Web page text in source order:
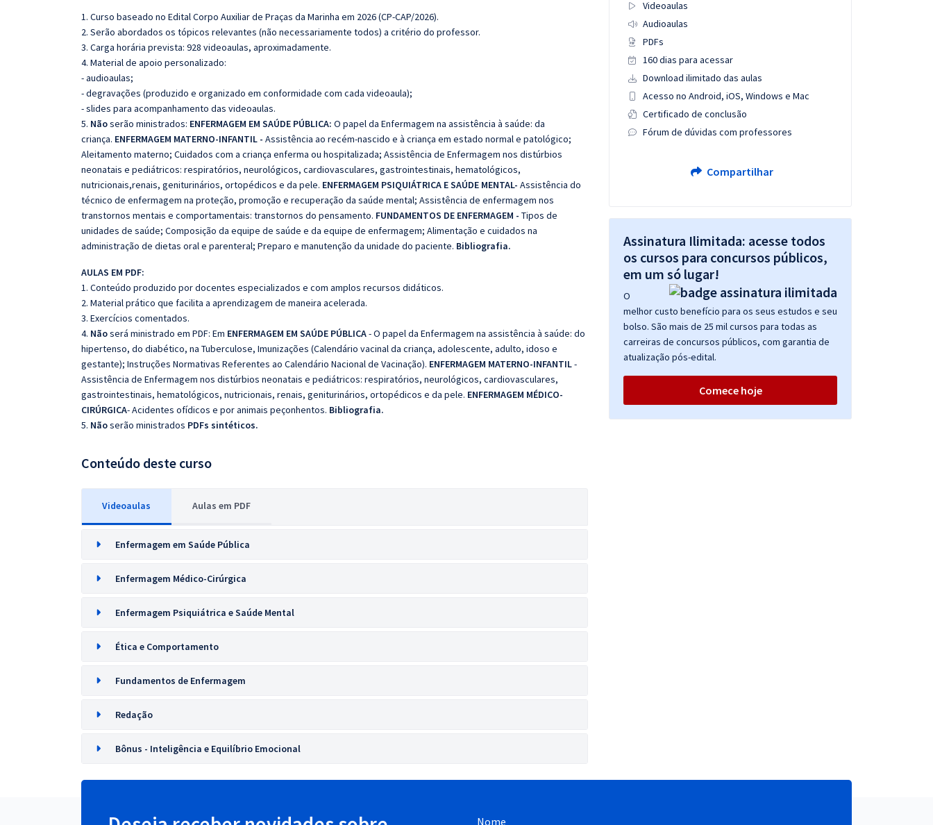
1. Curso baseado no Edital Corpo Auxiliar de Praças da Marinha em 2026 (CP-CAP/2026).
2. Serão abordados os tópicos relevantes (não necessariamente todos) a critério do professor.
3. Carga horária prevista: 928 videoaulas, aproximadamente.
4. Material de apoio personalizado:
- audioaulas;
- degravações (produzido e organizado em conformidade com cada videoaula);
- slides para acompanhamento das videoaulas.
5. Nãoserão ministrados: ENFERMAGEM EM SAÚDE PÚBLICA: O papel da Enfermagem na assistência à saúde: da
criança. ENFERMAGEM MATERNO-INFANTIL - Assistência ao recém-nascido e à criança em estado normal e patológico;
Aleitamento materno; Cuidados com a criança enferma ou hospitalizada; Assistência de Enfermagem nos distúrbios
neonatais e pediátricos: respiratórios, neurológicos, cardiovasculares, gastrointestinais, hematológicos,
nutricionais,renais, geniturinários, ortopédicos e da pele. ENFERMAGEM PSIQUIÁTRICA E SAÚDE MENTAL- Assistência do
técnico de enfermagem na proteção, promoção e recuperação da saúde mental; Assistência de enfermagem nos
transtornos mentais e comportamentais: transtornos do pensamento. FUNDAMENTOS DE ENFERMAGEM - Tipos de
unidades de saúde; Composição da equipe de saúde e da equipe de enfermagem; Alimentação e cuidados na
administração de dietas oral e parenteral; Preparo e manutenção da unidade do paciente. Bibliografia.
AULAS EM PDF:
1. Conteúdo produzido por docentes especializados e com amplos recursos didáticos.
2. Material prático que facilita a aprendizagem de maneira acelerada.
3. Exercícios comentados.
4. Nãoserá ministrado em PDF: Em ENFERMAGEM EM SAÚDE PÚBLICA- O papel da Enfermagem na assistência à saúde: do
hipertenso, do diabético, na Tuberculose, Imunizações (Calendário vacinal da criança, adolescente, adulto, idoso e
gestante); Instruções Normativas Referentes ao Calendário Nacional de Vacinação). ENFERMAGEM MATERNO-INFANTIL-
Assistência de Enfermagem nos distúrbios neonatais e pediátricos: respiratórios, neurológicos, cardiovasculares,
gastrointestinais, hematológicos, nutricionais, renais, geniturinários, ortopédicos e da pele. ENFERMAGEM MÉDICO-
CIRÚRGICA- Acidentes ofídicos e por animais peçonhentos. Bibliografia.
5. Nãoserão ministrados PDFs sintéticos.
Conteúdo deste curso
Videoaulas Aulas em PDF
Enfermagem em Saúde Pública
Enfermagem Médico-Cirúrgica
Enfermagem Psiquiátrica e Saúde Mental
Ética e Comportamento
Fundamentos de Enfermagem
Redação
Bônus - Inteligência e Equilíbrio Emocional
Videoaulas
Audioaulas
PDFs
160 dias para acessar
Download ilimitado das aulas
Acesso no Android, iOS, Windows e Mac
Certificado de conclusão
Fórum de dúvidas com professores
Compartilhar
Assinatura Ilimitada: acesse todos
os cursos para concursos públicos,
em um só lugar!
O
melhor custo benefício para os seus estudos e seu
bolso. São mais de 25 mil cursos para todas as
carreiras de concursos públicos, com garantia de
atualização pós-edital.
Comece hoje
Nome